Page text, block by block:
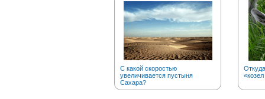
С какой скоростью
увеличивается пустыня
Сахара?